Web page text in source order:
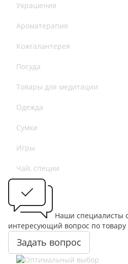
Украшения
Ароматерапия
Кожгалантерея
Посуда
Товары для медитации
Одежда
Сумки
Игры
Чай, специи
Наши специалисты
интересующий вопрос по товару
Задать вопрос